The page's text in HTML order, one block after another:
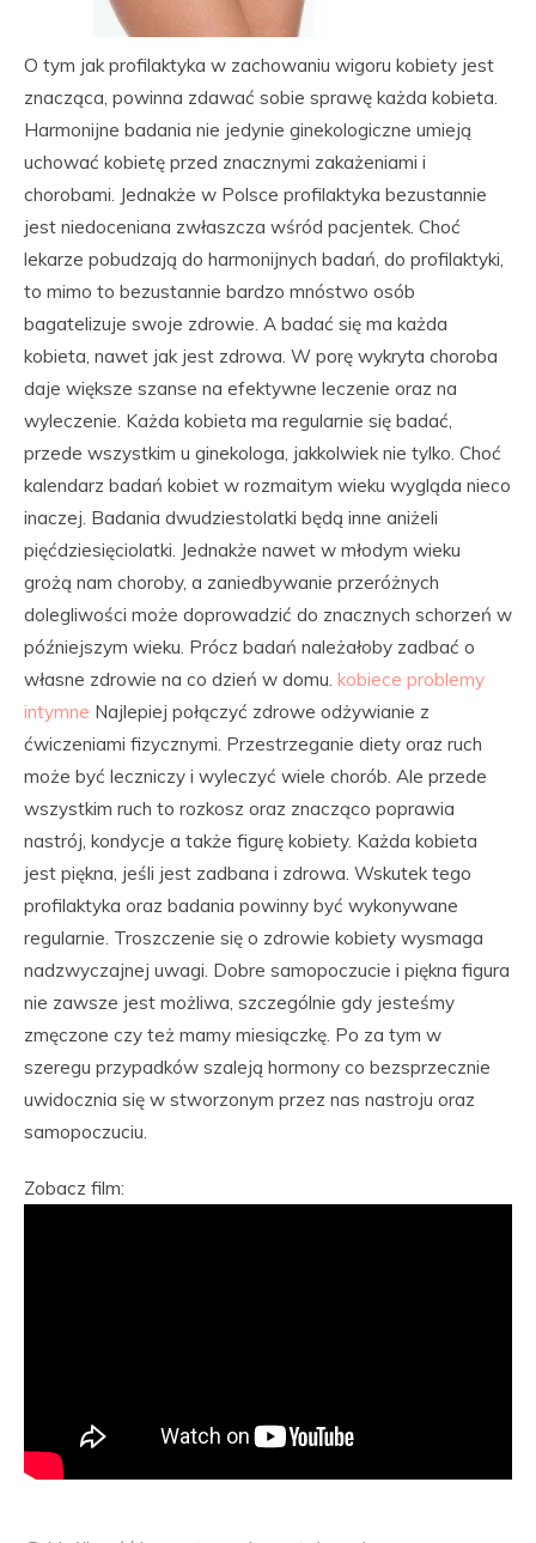
O tym jak profilaktyka w zachowaniu wigoru kobiety jest
znacząca, powinna zdawać sobie sprawę każda kobieta.
Harmonijne badania nie jedynie ginekologiczne umieją
uchować kobietę przed znacznymi zakażeniami i
chorobami. Jednakże w Polsce profilaktyka bezustannie
jest niedoceniana zwłaszcza wśród pacjentek. Choć
lekarze pobudzają do harmonijnych badań, do profilaktyki,
to mimo to bezustannie bardzo mnóstwo osób
bagatelizuje swoje zdrowie. A badać się ma każda
kobieta, nawet jak jest zdrowa. W porę wykryta choroba
daje większe szanse na efektywne leczenie oraz na
wyleczenie. Każda kobieta ma regularnie się badać,
przede wszystkim u ginekologa, jakkolwiek nie tylko. Choć
kalendarz badań kobiet w rozmaitym wieku wygląda nieco
inaczej. Badania dwudziestolatki będą inne aniżeli
pięćdziesięciolatki. Jednakże nawet w młodym wieku
grożą nam choroby, a zaniedbywanie przeróżnych
dolegliwości może doprowadzić do znacznych schorzeń w
późniejszym wieku. Prócz badań należałoby zadbać o
własne zdrowie na co dzień w domu. kobiece problemy
intymne Najlepiej połączyć zdrowe odżywianie z
ćwiczeniami fizycznymi. Przestrzeganie diety oraz ruch
może być leczniczy i wyleczyć wiele chorób. Ale przede
wszystkim ruch to rozkosz oraz znacząco poprawia
nastrój, kondycje a także figurę kobiety. Każda kobieta
jest piękna, jeśli jest zadbana i zdrowa. Wskutek tego
profilaktyka oraz badania powinny być wykonywane
regularnie. Troszczenie się o zdrowie kobiety wysmaga
nadzwyczajnej uwagi. Dobre samopoczucie i piękna figura
nie zawsze jest możliwa, szczególnie gdy jesteśmy
zmęczone czy też mamy miesiączkę. Po za tym w
szeregu przypadków szaleją hormony co bezsprzecznie
uwidocznia się w stworzonym przez nas nastroju oraz
samopoczuciu.
Zobacz film: